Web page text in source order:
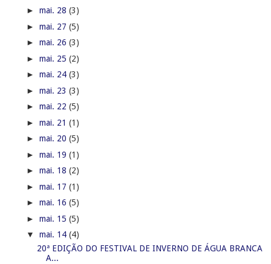
► mai. 28 (3)
► mai. 27 (5)
► mai. 26 (3)
► mai. 25 (2)
► mai. 24 (3)
► mai. 23 (3)
► mai. 22 (5)
► mai. 21 (1)
► mai. 20 (5)
► mai. 19 (1)
► mai. 18 (2)
► mai. 17 (1)
► mai. 16 (5)
► mai. 15 (5)
▼ mai. 14 (4)
20ª EDIÇÃO DO FESTIVAL DE INVERNO DE ÁGUA BRANCA
A...